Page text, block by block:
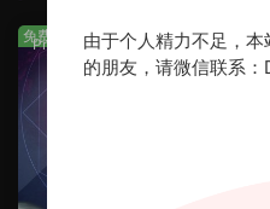
Prog House·免费分享
免费
由于个人精力不足，
的朋友，请微信联系